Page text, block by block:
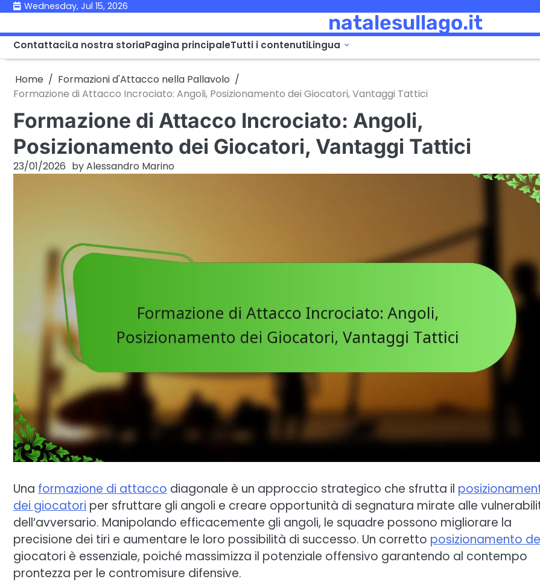
Skip
content
Wednesday, Jul 15, 2026
natalesullago.it
ContattaciLa nostra storiaPagina principaleTutti i contenutiLingua
Home
Formazioni d'Attacco nella Pallavolo
Formazione di Attacco Incrociato: Angoli, Posizionamento dei Giocatori, Vantaggi Tattici
Formazione di Attacco Incrociato: Angoli,
Posizionamento dei Giocatori, Vantaggi Tattici
23/01/2026 byAlessandro Marino
Una formazione di attacco diagonale è un approccio strategico che sfrutta il
dei giocatori per sfruttare gli angoli e creare opportunità di segnatura mirate alle
dell’avversario. Manipolando efficacemente gli angoli, le squadre possono migliorare la
precisione dei tiri e aumentare le loro possibilità di successo. Un corretto posizionamento
giocatori è essenziale, poiché massimizza il potenziale offensivo garantendo al contempo
prontezza per le contromisure difensive.